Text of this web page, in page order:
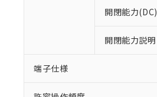
開閉能力(DC)
開閉能力説明
端子仕様